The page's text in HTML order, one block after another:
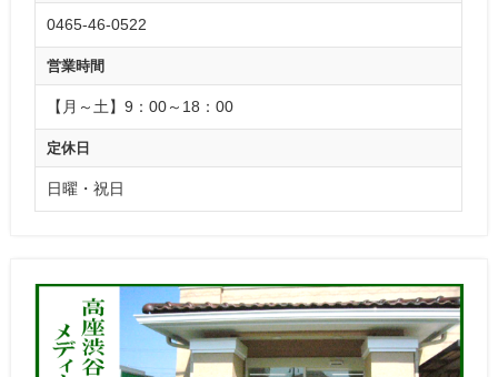
0465-46-0522
営業時間
【月～土】9：00～18：00
定休日
日曜・祝日